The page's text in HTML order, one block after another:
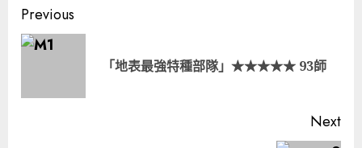
Post
navigation
Previous
「地表最強特種部隊」★★★★★ 93師
Next